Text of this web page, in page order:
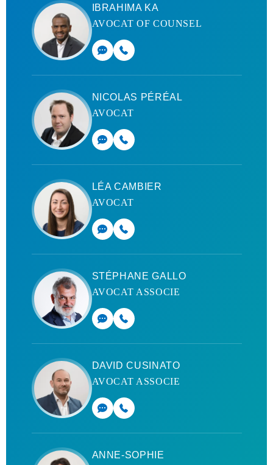
IBRAHIMA KA
AVOCAT OF COUNSEL
NICOLAS PÉRÉAL
AVOCAT
LÉA CAMBIER
AVOCAT
STÉPHANE GALLO
AVOCAT ASSOCIE
DAVID CUSINATO
AVOCAT ASSOCIE
ANNE-SOPHIE